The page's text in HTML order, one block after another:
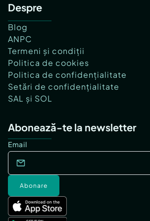
Despre
Blog
ANPC
Termeni și condiții
Politica de cookies
Politica de confidențialitate
Setări de confidențialitate
SAL și SOL
Abonează-te la newsletter
Email
Abonare